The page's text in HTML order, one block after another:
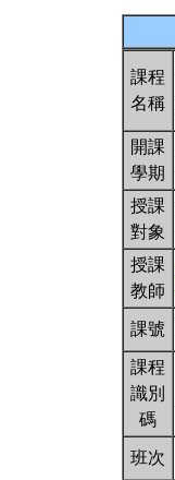
課程
名稱
開課
學期
授課
對象
授課
教師
課號
課程
識別
碼
班次